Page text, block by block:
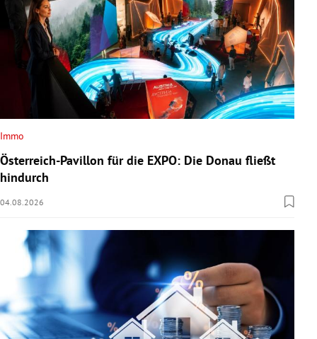
Immo
Österreich-Pavillon für die EXPO: Die Donau fließt
hindurch
04.08.2026